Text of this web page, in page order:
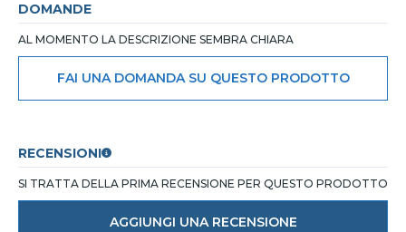
DOMANDE
AL MOMENTO LA DESCRIZIONE SEMBRA CHIARA
FAI UNA DOMANDA SU QUESTO PRODOTTO
RECENSIONI
SI TRATTA DELLA PRIMA RECENSIONE PER QUESTO PRODOTTO
AGGIUNGI UNA RECENSIONE